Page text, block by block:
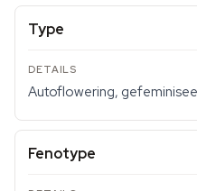
Type
Autoflowering,
Fenotype